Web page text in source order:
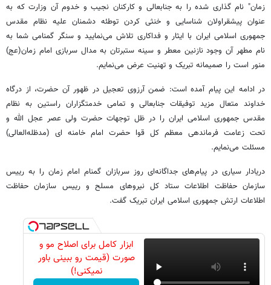
زمان" نام گذاری شده را به جنابعالی و کارکنان نجیب و خدوم آن وزارت که به
عنوان پیشقراولان شناسایی و خنثی کردن توطئه دشمنان علیه نظام مقدس
جمهوری اسلامی ایران با ایثار و فداکاری تلاش می‌نمایید و سنگر گمنامی شما به
نام مطهر آن وجود نازنین معطر و سینه ستبرتان به مدال سربازی امام زمان(عج)
منور است را صمیمانه تبریک و تهنیت عرض می‌نمایم.
در ادامه این پیام آمده است: ضمن آرزوی تعجیل در ظهور آن حضرت، از درگاه
خداوند متعال مزید توفیقات جنابعالی و تمامی خدمتگزاران راستین به نظام
مقدس جمهوری اسلامی ایران را در ظل توجهات حضرت ولی عصر عجل الله و
تحت زعامت فرماندهی معظم کل قوا حضرت امام خامنه ای (مدظله‌العالی)
مسئلت می‌نمایم.
دریادار سیاری در پیام‌های جداگانه‌ای روز سربازان گمنام امام زمان را به رییس
سازمان حفاظت اطلاعات ستاد کل نیروهای مسلح و رییس سازمان حفاظت
اطلاعات ارتش جمهوری اسلامی ایران تبریک گفت.
ابزار کامل برای اصلاح مو و
صورت (قیمت رو ببینی باور
نمیکنی!)